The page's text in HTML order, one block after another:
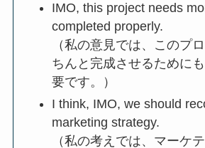
IMO, this project needs
completed properly.
（私の意見では、このプ
ちんと完成させるために
要です。）
I think, IMO, we should
marketing strategy.
（私の考えでは、マーケ